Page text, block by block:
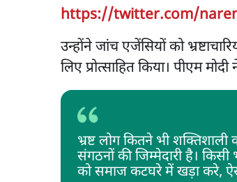
https://twitter.com/
उन्होंने जांच एजेंसियों को
लिए प्रोत्साहित किया। पीएम
भ्रष्ट लोग कितने भी
संगठनों की जिम्मेदारी है। किसी
को समाज कटघरे में खड़ा करे,